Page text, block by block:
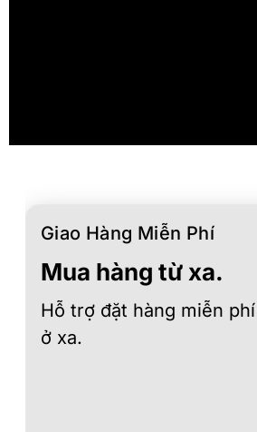
Giao Hàng Miễn Phí
Mua hàng từ xa.
Hỗ trợ đặt hàng miễn
ở xa.